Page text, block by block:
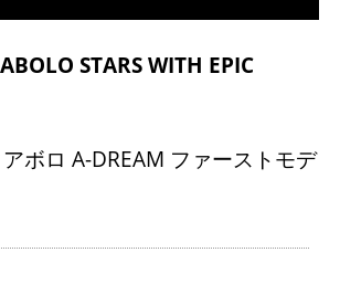
STARS WITH EPIC
ボロ A-DREAM ファーストモデ